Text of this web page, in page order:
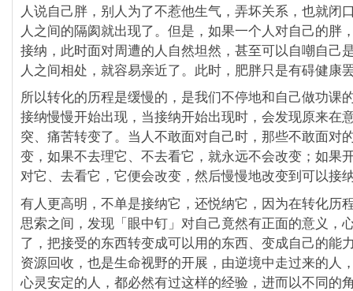
人说自己胖，别人为了不惹他生气，弄坏关系，也就闭
人之间的隔阂就出现了。但是，如果一个人对自己的胖
接纳，此时面对周遭的人自然坦然，甚至可以自嘲自己
人之间相处，就容易亲近了。此时，肥胖只是有碍健康
所以转化的历程是缓慢的，是我们不停地和自己做功课
接纳慢慢开始出现，当接纳开始出现时，会发现原来在
突、痛苦转变了。当人不敢面对自己时，那些不敢面对
变，如果不去理它、不去看它，就永远不会改变；如果
对它、去看它，它便会改变，然后慢慢地改变到可以接
有人更高明，不单是接纳它，还悦纳它，因为在转化历
思索之间，发现「眼中钉」对自己竟然有正面的意义，
了，把接受的东西转变成可以用的东西、变成自己的能
资源回收，也是生命视野的开展，由逆境中走过来的人
心灵安定的人，都必然有过这样的经验，进而以不同的